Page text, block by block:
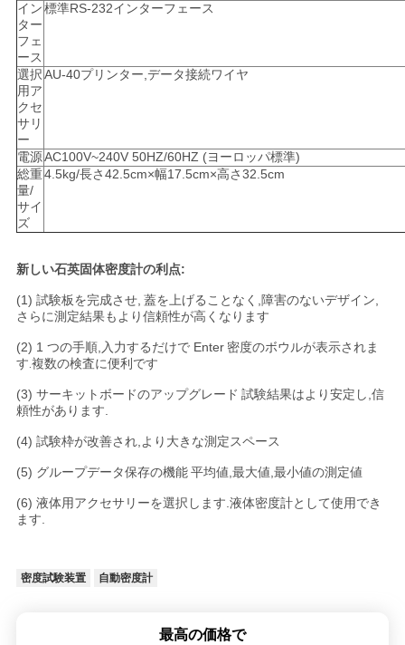
イン
ター
フェ
ース
標準RS-232インターフェース
選択
用ア
クセ
サリ
ー
AU-40プリンター,データ接続ワイヤ
電源AC100V~240V 50HZ/60HZ (ヨーロッパ標準)
総重
量/
サイ
ズ
4.5kg/長さ42.5cm×幅17.5cm×高さ32.5cm
新しい石英固体密度計の利点:
(1) 試験板を完成させ, 蓋を上げることなく,障害のないデザイン,
さらに測定結果もより信頼性が高くなります
(2) 1 つの手順,入力するだけで Enter 密度のボウルが表示されま
す.複数の検査に便利です
(3) サーキットボードのアップグレード 試験結果はより安定し,信
頼性があります.
(4) 試験枠が改善され,より大きな測定スペース
(5) グループデータ保存の機能平均値,最大値,最小値の測定値
(6) 液体用アクセサリーを選択します.液体密度計として使用でき
ます.
密度試験装置 自動密度計
最高の価格で